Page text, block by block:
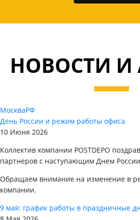
НОВОСТИ
МоскваРФ
День России и режим работы офиса
10 Июня 2026
Коллектив компании POSTDEPO
партнеров с наступающим Днем
Обращаем внимание на изменение в
компании.
9 мая: график работы в праздничные